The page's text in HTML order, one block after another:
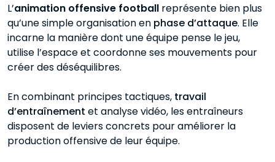
L’animation offensive football représente bien plus
qu’une simple organisation en phase d’attaque. Elle
incarne la manière dont une équipe pense le jeu,
utilise l’espace et coordonne ses mouvements pour
créer des déséquilibres.
En combinant principes tactiques, travail
d’entraînement et analyse vidéo, les entraîneurs
disposent de leviers concrets pour améliorer la
production offensive de leur équipe.